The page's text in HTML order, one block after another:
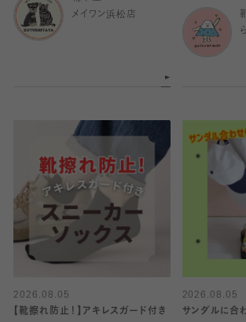
メイワン浜松店
2026.08.05
【靴擦れ防止！】アキレスガード付き
2026.08.05
サンダルに合